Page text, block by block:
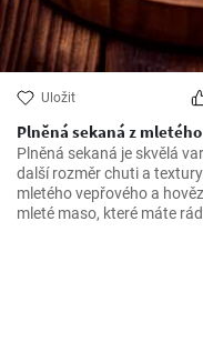
Uložit
Plněná sekaná z
Plněná sekaná je skvělá
další rozměr chuti a
mletého vepřového a
mleté maso, které máte